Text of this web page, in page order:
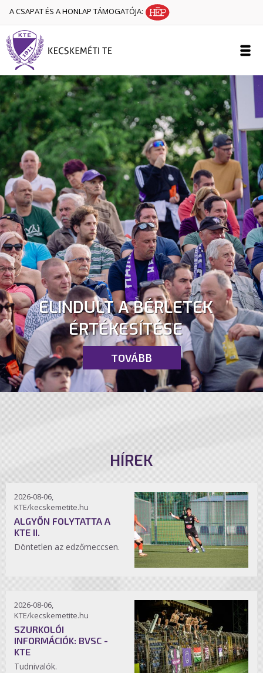
A CSAPAT ÉS A HONLAP TÁMOGATÓJA:
ELINDULT A BÉRLETEK
ÉRTÉKESÍTÉSE
TOVÁBB
HÍREK
2026-08-06,
KTE/kecskemetite.hu
ALGYŐN FOLYTATTA A
KTE II.
Döntetlen az edzőmeccsen.
2026-08-06,
KTE/kecskemetite.hu
SZURKOLÓI
INFORMÁCIÓK: BVSC -
KTE
Tudnivalók.